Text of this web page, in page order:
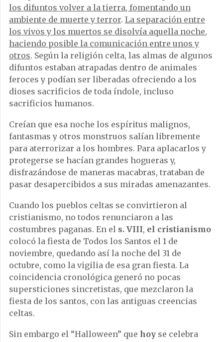
los difuntos volver a la tierra, fomentando un
ambiente de muerte y terror. La separación entre
los vivos y los muertos se disolvía aquella noche,
haciendo posible la comunicación entre unos y
otros. Según la religión celta, las almas de algunos
difuntos estaban atrapadas dentro de animales
feroces y podían ser liberadas ofreciendo a los
dioses sacrificios de toda índole, incluso
sacrificios humanos.
Creían que esa noche los espíritus malignos,
fantasmas y otros monstruos salían libremente
para aterrorizar a los hombres. Para aplacarlos y
protegerse se hacían grandes hogueras y,
disfrazándose de maneras macabras, trataban de
pasar desapercibidos a sus miradas amenazantes.
Cuando los pueblos celtas se convirtieron al
cristianismo, no todos renunciaron a las
costumbres paganas. En el s. VIII, el cristianismo
colocó la fiesta de Todos los Santos el 1 de
noviembre, quedando así la noche del 31 de
octubre, como la vigilia de esa gran fiesta. La
coincidencia cronológica generó no pocas
supersticiones sincretistas, que mezclaron la
fiesta de los santos, con las antiguas creencias
celtas.
Sin embargo el “Halloween” que hoy se celebra